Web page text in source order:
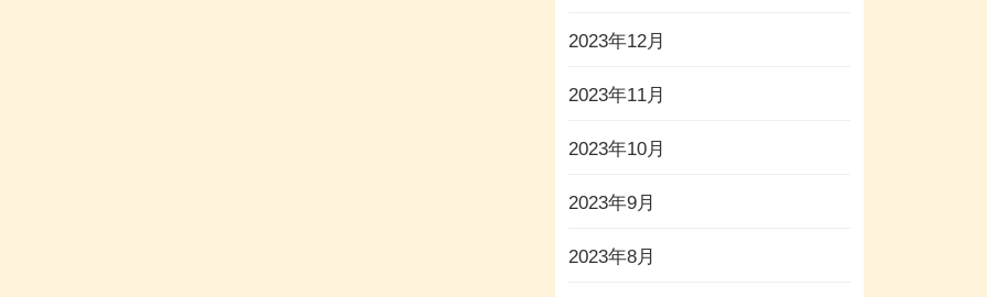
2023年12月
2023年11月
2023年10月
2023年9月
2023年8月